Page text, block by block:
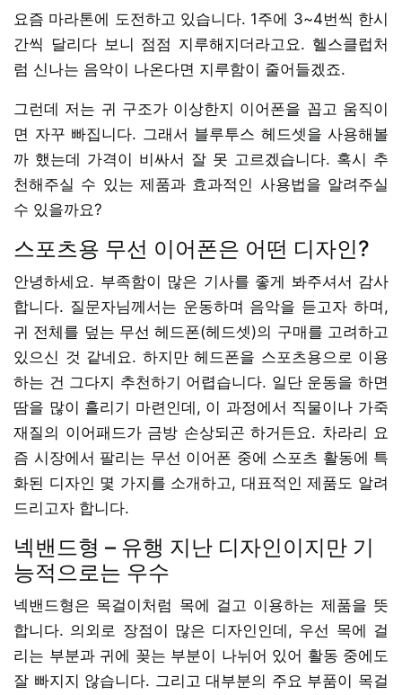
요즘 마라톤에 도전하고 있습니다. 1주에 3~4번씩 한시
간씩 달리다 보니 점점 지루해지더라고요. 헬스클럽처
럼 신나는 음악이 나온다면 지루함이 줄어들겠죠.
그런데 저는 귀 구조가 이상한지 이어폰을 꼽고 움직이
면 자꾸 빠집니다. 그래서 블루투스 헤드셋을 사용해볼
까 했는데 가격이 비싸서 잘 못 고르겠습니다. 혹시 추
천해주실 수 있는 제품과 효과적인 사용법을 알려주실
수 있을까요?
스포츠용 무선 이어폰은 어떤 디자인?
안녕하세요. 부족함이 많은 기사를 좋게 봐주셔서 감사
합니다. 질문자님께서는 운동하며 음악을 듣고자 하며,
귀 전체를 덮는 무선 헤드폰(헤드셋)의 구매를 고려하고
있으신 것 같네요. 하지만 헤드폰을 스포츠용으로 이용
하는 건 그다지 추천하기 어렵습니다. 일단 운동을 하면
땀을 많이 흘리기 마련인데, 이 과정에서 직물이나 가죽
재질의 이어패드가 금방 손상되곤 하거든요. 차라리 요
즘 시장에서 팔리는 무선 이어폰 중에 스포츠 활동에 특
화된 디자인 몇 가지를 소개하고, 대표적인 제품도 알려
드리고자 합니다.
넥밴드형 – 유행 지난 디자인이지만 기
능적으로는 우수
넥밴드형은 목걸이처럼 목에 걸고 이용하는 제품을 뜻
합니다. 의외로 장점이 많은 디자인인데, 우선 목에 걸
리는 부분과 귀에 꽂는 부분이 나뉘어 있어 활동 중에도
잘 빠지지 않습니다. 그리고 대부분의 주요 부품이 목걸